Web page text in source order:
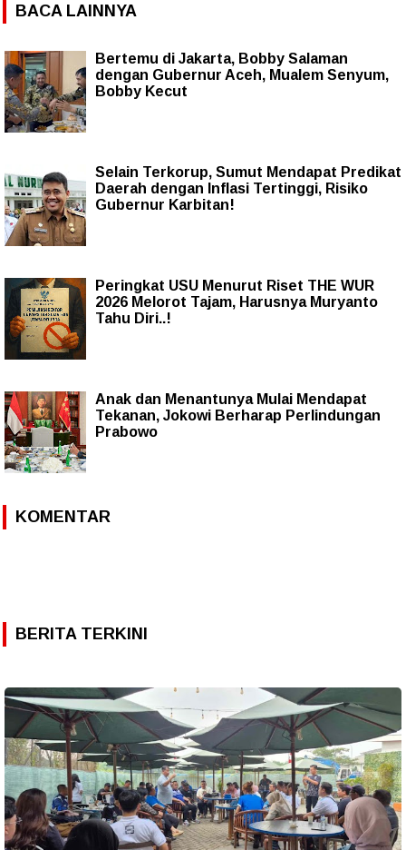
BACA LAINNYA
Bertemu di Jakarta, Bobby Salaman
dengan Gubernur Aceh, Mualem Senyum,
Bobby Kecut
Selain Terkorup, Sumut Mendapat Predikat
Daerah dengan Inflasi Tertinggi, Risiko
Gubernur Karbitan!
Peringkat USU Menurut Riset THE WUR
2026 Melorot Tajam, Harusnya Muryanto
Tahu Diri..!
Anak dan Menantunya Mulai Mendapat
Tekanan, Jokowi Berharap Perlindungan
Prabowo
KOMENTAR
BERITA TERKINI